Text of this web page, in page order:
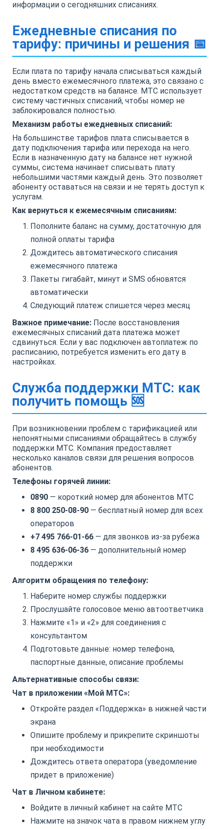
информации о сегодняшних списаниях.
Ежедневные списания по
тарифу: причины и решения 📅
Если плата по тарифу начала списываться каждый
день вместо ежемесячного платежа, это связано с
недостатком средств на балансе. МТС использует
систему частичных списаний, чтобы номер не
заблокировался полностью.
Механизм работы ежедневных списаний:
На большинстве тарифов плата списывается в
дату подключения тарифа или перехода на него.
Если в назначенную дату на балансе нет нужной
суммы, система начинает списывать плату
небольшими частями каждый день. Это позволяет
абоненту оставаться на связи и не терять доступ к
услугам.
Как вернуться к ежемесячным списаниям:
Пополните баланс на сумму, достаточную для
полной оплаты тарифа
Дождитесь автоматического списания
ежемесячного платежа
Пакеты гигабайт, минут и SMS обновятся
автоматически
Следующий платеж спишется через месяц
Важное примечание: После восстановления
ежемесячных списаний дата платежа может
сдвинуться. Если у вас подключен автоплатеж по
расписанию, потребуется изменить его дату в
настройках.
Служба поддержки МТС: как
получить помощь 🆘
При возникновении проблем с тарификацией или
непонятными списаниями обращайтесь в службу
поддержки МТС. Компания предоставляет
несколько каналов связи для решения вопросов
абонентов.
Телефоны горячей линии:
0890 — короткий номер для абонентов МТС
8 800 250-08-90 — бесплатный номер для всех
операторов
+7 495 766-01-66 — для звонков из-за рубежа
8 495 636-06-36 — дополнительный номер
поддержки
Алгоритм обращения по телефону:
Наберите номер службы поддержки
Прослушайте голосовое меню автоответчика
Нажмите «1» и «2» для соединения с
консультантом
Подготовьте данные: номер телефона,
паспортные данные, описание проблемы
Альтернативные способы связи:
Чат в приложении «Мой МТС»:
Откройте раздел «Поддержка» в нижней части
экрана
Опишите проблему и прикрепите скриншоты
при необходимости
Дождитесь ответа оператора (уведомление
придет в приложение)
Чат в Личном кабинете:
Войдите в личный кабинет на сайте МТС
Нажмите на значок чата в правом нижнем углу